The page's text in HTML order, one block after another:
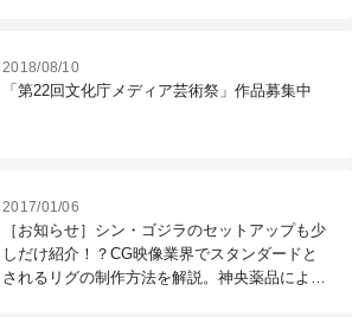
2018/08/10
「第22回文化庁メディア芸術祭」作品募集中
2017/01/06
［お知らせ］シン・ゴジラのセットアップも少
しだけ紹介！？CG映像業界でスタンダードと
されるリグの制作方法を解説。神央薬品による